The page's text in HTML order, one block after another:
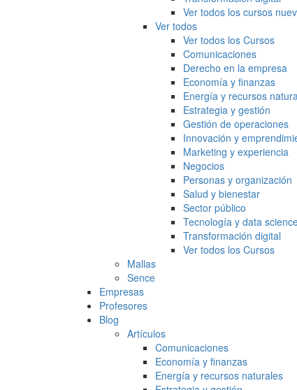
Ver todos los cursos
Ver todos
Ver todos los Cursos
Comunicaciones
Derecho en la empresa
Economía y finanzas
Energía y recursos
Estrategia y gestión
Gestión de operaciones
Innovación y
Marketing y experiencia
Negocios
Personas y organización
Salud y bienestar
Sector público
Tecnología y data
Transformación digital
Ver todos los Cursos
Mallas
Sence
Empresas
Profesores
Blog
Artículos
Comunicaciones
Economía y finanzas
Energía y recursos naturales